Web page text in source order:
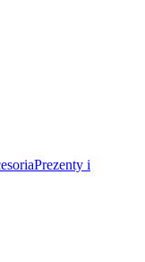
Prezenty i